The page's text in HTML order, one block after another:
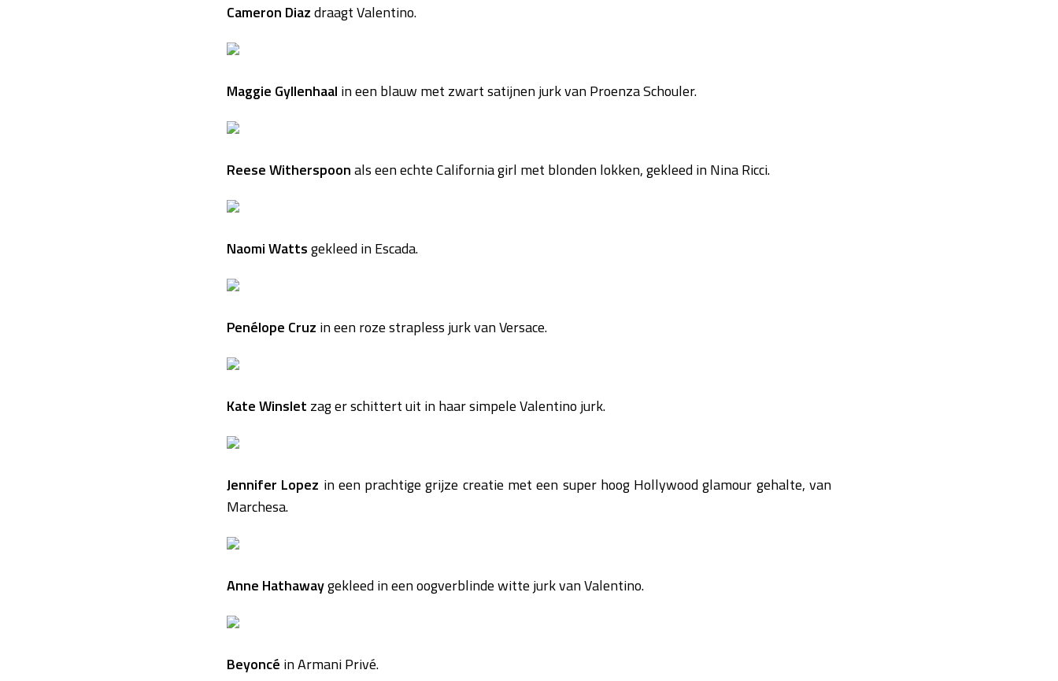
Cameron Diazdraagt Valentino.
Maggie Gyllenhaal in een blauw met zwart satijnen jurk van Proenza Schouler.
Reese Witherspoonals een echte California girl met blonden lokken, gekleed in Nina Ricci.
Naomi Wattsgekleed in Escada.
Penélope Cruz in een roze strapless jurk van Versace.
Kate Winslet zag er schittert uit in haar simpele Valentino jurk.
Jennifer Lopez in een prachtige grijze creatie met een super hoog Hollywood glamour gehalte, van
Marchesa.
Anne Hathawaygekleed in een oogverblinde witte jurk van Valentino.
Beyoncé in Armani Privé.